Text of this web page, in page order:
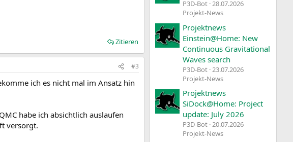
Zitieren
#3
ich es nicht mal im Ansatz hin
habe ich absichtlich auslaufen
versorgt.
P3D-Bot 28.07.2026
Projekt-News
Projektnews
Einstein@Home: New
Continuous Gravitational
Waves search
P3D-Bot 23.07.2026
Projekt-News
Projektnews
SiDock@Home: Project
update: July 2026
P3D-Bot 20.07.2026
Projekt-News